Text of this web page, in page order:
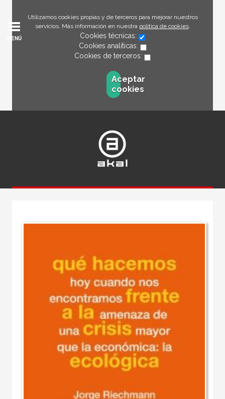
Utilizamos cookies propias y de terceros para mejorar nuestros
servicios. Más información en nuestra política de cookies.
Cookies técnicas:
Cookies analíticas:
Cookies de terceros:
Aceptar
cookies
MENÚ